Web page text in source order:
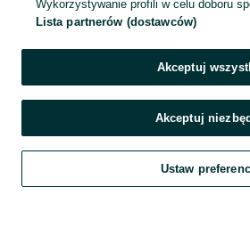
Szukaj Obserwujesz Dodaj
Wykorzystywanie profili w celu doboru
Lista partnerów (dostawców)
Akceptuj
Akceptuj
Ustaw